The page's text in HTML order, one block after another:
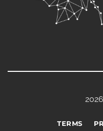
TERMS